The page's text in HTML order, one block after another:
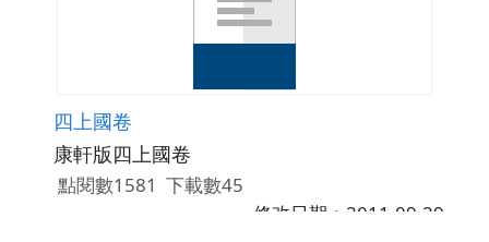
四上國卷
康軒版四上國卷
點閱數1581 下載數45
修改日期：2011-09-29